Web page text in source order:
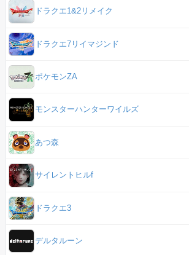
ドラクエ1&2リメイク
ドラクエ7リイマジンド
ポケモンZA
モンスターハンターワイルズ
あつ森
サイレントヒルf
ドラクエ3
デルタルーン